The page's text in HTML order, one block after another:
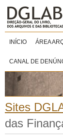
INÍCIO ÁREA
CANAL DE
Sites
das